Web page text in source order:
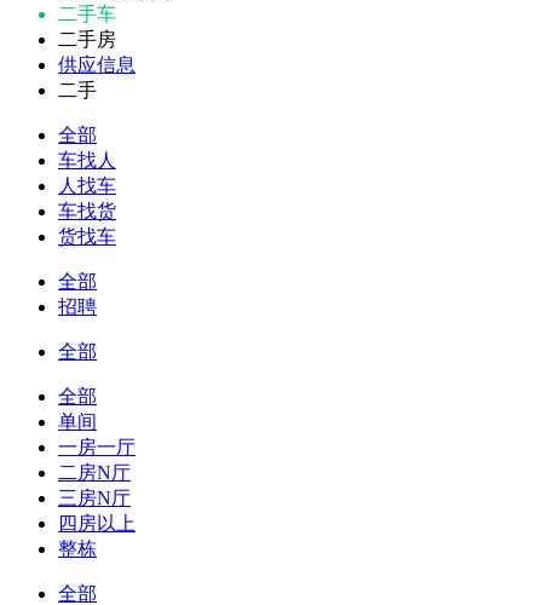
二手车
二手房
供应信息
二手
全部
车找人
人找车
车找货
货找车
全部
招聘
全部
全部
单间
一房一厅
二房N厅
三房N厅
四房以上
整栋
全部